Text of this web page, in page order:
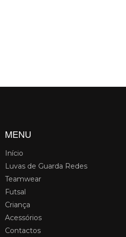
MENU
Início
Luvas de Guarda Redes
Teamwear
Futsal
Criança
Acessórios
Contactos